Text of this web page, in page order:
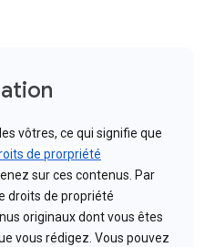
vôtres, ce qui signifie que
de prorpriété
sur ces contenus. Par
droits de propriété
originaux dont vous êtes
vous rédigez. Vous pouvez